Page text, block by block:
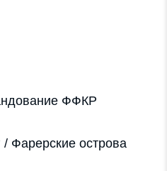
ФФКР
Фарерские острова